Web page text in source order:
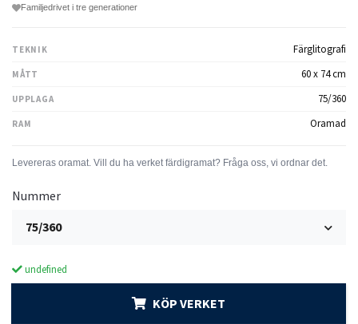
Familjedrivet i tre generationer
TEKNIK Färglitografi
MÅTT 60 x 74 cm
UPPLAGA 75/360
RAM Oramad
Nummer
75/360
undefined
KÖP VERKET